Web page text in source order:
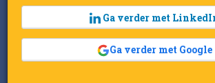
Gepubliceerd op 17 juni 2026 om 09:27
Laatst gewijzigd: 17 juni 2026 om 09:27
Beeld: RetailTrends
Ga verder met
Ga verder met Google